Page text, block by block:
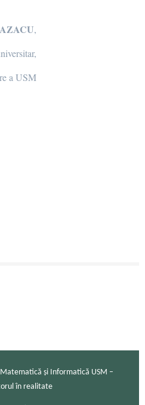
,
a USM
și Informatică USM –
în realitate